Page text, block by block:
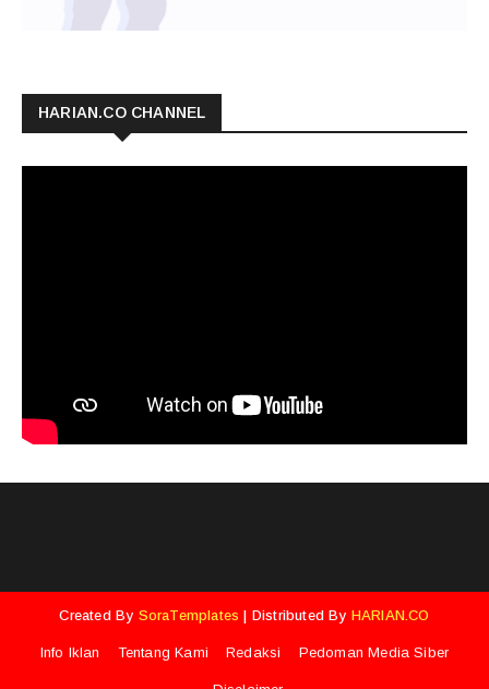
HARIAN.CO CHANNEL
Created By SoraTemplates | Distributed By HARIAN.CO
Info Iklan Tentang Kami Redaksi Pedoman Media Siber